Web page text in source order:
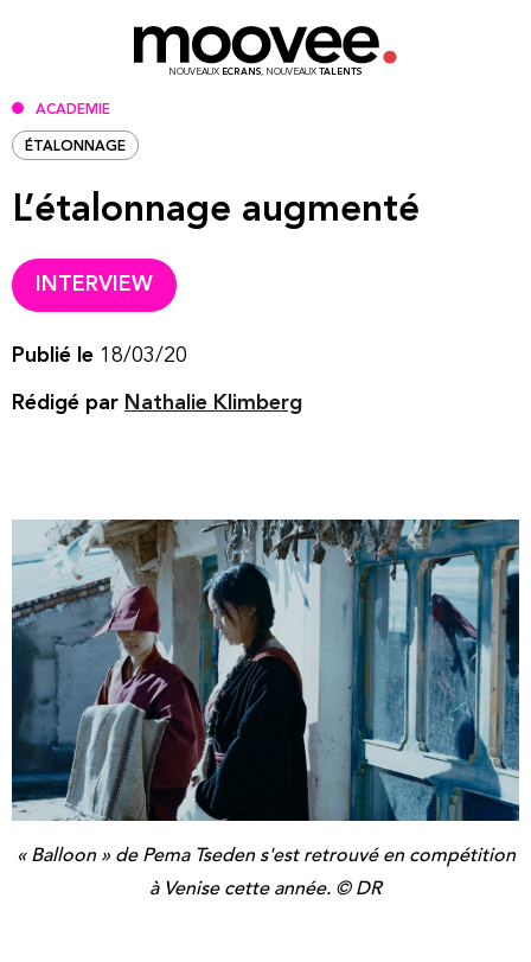
NOUVEAUX ECRANS, NOUVEAUX TALENTS
ACADEMIE
ÉTALONNAGE
L’étalonnage augmenté
INTERVIEW
Publié le 18/03/20
Rédigé par Nathalie Klimberg
« Balloon » de Pema Tseden s'est retrouvé en compétition
à Venise cette année. © DR